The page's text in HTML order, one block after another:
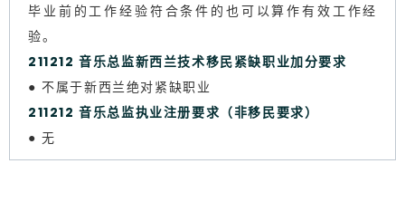
毕业前的工作经验符合条件的也可以算作有效工作经
验。
211212 音乐总监新西兰技术移民紧缺职业加分要求
● 不属于新西兰绝对紧缺职业
211212 音乐总监执业注册要求（非移民要求）
● 无